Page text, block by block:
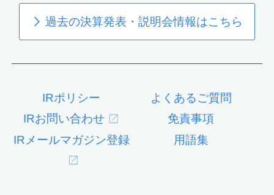
過去の決算発表・説明会情報はこちら
IRポリシー
よくあるご質問
IRお問い合わせ
免責事項
IRメールマガジン登録
用語集